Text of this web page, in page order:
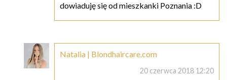
dowiaduję się od mieszkanki Poznania :D
Natalia | Blondhaircare.com
20 czerwca 2018 12:20